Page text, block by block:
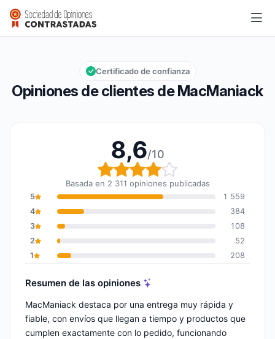
MacManiack
Calificación global: 8,6 de 10
8,6/10
Opiniones de clientes de MacManiack
Certificado de confianza
8,6/10
Calificación global: 8,6
Basada en 2 311 opiniones publicadas
5
1 559
4
384
3
108
2
52
1
208
Resumen de las opiniones
MacManiack destaca por una entrega muy rápida y
fiable, con envíos que llegan a tiempo y productos que
cumplen exactamente con lo pedido, funcionando